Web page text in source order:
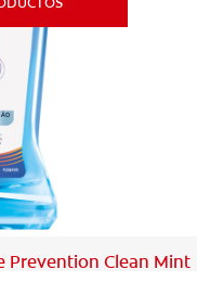
DE SALUD BUCAL
DE PRODUCTOS
PROMOCIONES
Prevention Clean Mint